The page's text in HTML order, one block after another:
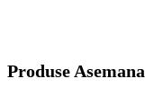
Produse